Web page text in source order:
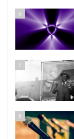
6
7
8